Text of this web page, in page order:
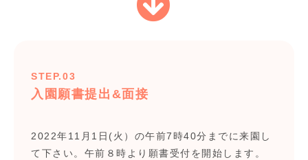
STEP.03
入園願書提出&面接
2022年11月1日(火）の午前7時40分までに来園し
て下さい。午前８時より願書受付を開始します。